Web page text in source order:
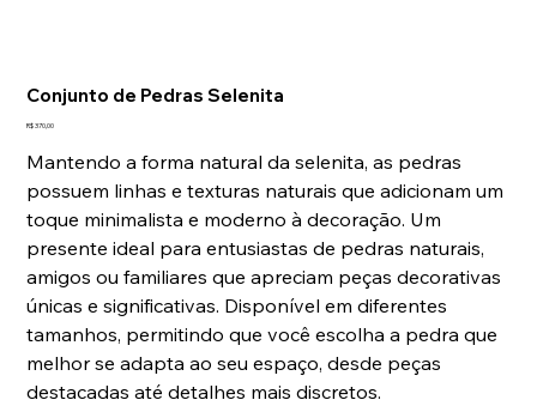
Conjunto de Pedras Selenita
Preço
R$ 370,00
Mantendo a forma natural da selenita, as pedras
possuem linhas e texturas naturais que adicionam um
toque minimalista e moderno à decoração. Um
presente ideal para entusiastas de pedras naturais,
amigos ou familiares que apreciam peças decorativas
únicas e significativas. Disponível em diferentes
tamanhos, permitindo que você escolha a pedra que
melhor se adapta ao seu espaço, desde peças
destacadas até detalhes mais discretos.